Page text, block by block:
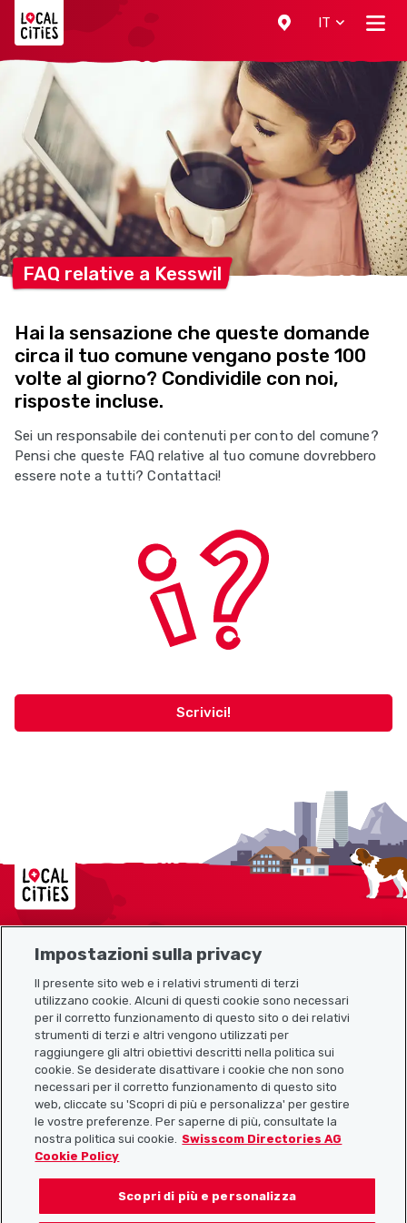
IT
FAQ relative a Kesswil
Hai la sensazione che queste domande
circa il tuo comune vengano poste 100
volte al giorno? Condividile con noi,
risposte incluse.
Sei un responsabile dei contenuti per conto del comune?
Pensi che queste FAQ relative al tuo comune dovrebbero
essere note a tutti? Contattaci!
Scrivici!
Localcities
Link utili
Scarica l’app Localcities
Seguiteci su:
Impostazioni sulla privacy
Il presente sito web e i relativi strumenti di terzi
utilizzano cookie. Alcuni di questi cookie sono necessari
per il corretto funzionamento di questo sito o dei relativi
strumenti di terzi e altri vengono utilizzati per
raggiungere gli altri obiettivi descritti nella politica sui
cookie. Se desiderate disattivare i cookie che non sono
necessari per il corretto funzionamento di questo sito
web, cliccate su 'Scopri di più e personalizza' per gestire
le vostre preferenze. Per saperne di più, consultate la
nostra politica sui cookie.
Swisscom Directories AG
Cookie Policy
Scopri di più e personalizza